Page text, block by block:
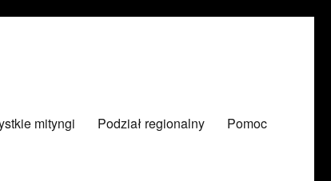
mityngi Podział regionalny Pomoc